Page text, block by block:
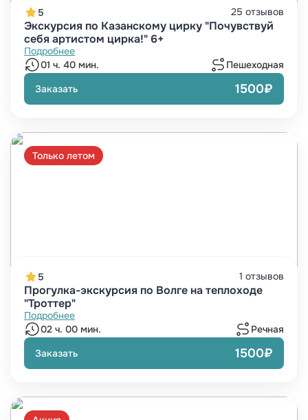
5 25 отзывов
Экскурсия по Казанскому цирку "Почувствуй
себя артистом цирка!" 6+
Подробнее
01 ч. 40 мин.
Пешеходная
Заказать
1500₽
Только летом
5 1 отзывов
Прогулка-экскурсия по Волге на теплоходе
"Троттер"
Подробнее
02 ч. 00 мин.
Речная
Заказать
1500₽